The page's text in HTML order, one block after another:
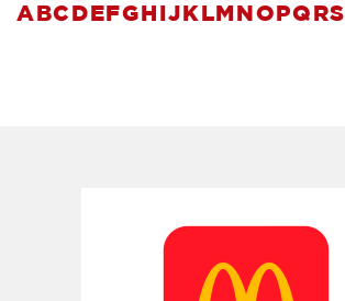
A BC D E FG H J K L M N O PQ RS